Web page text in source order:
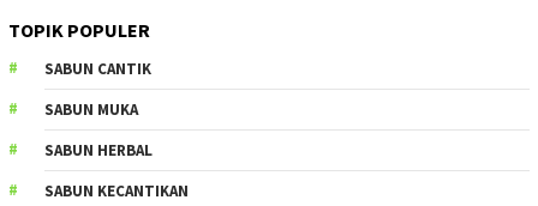
TOPIK POPULER
SABUN CANTIK
SABUN MUKA
SABUN HERBAL
SABUN KECANTIKAN